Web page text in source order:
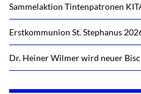
Sammelaktion Tintenpatronen
Erstkommunion St. Stephanus
Dr. Heiner Wilmer wird neuer